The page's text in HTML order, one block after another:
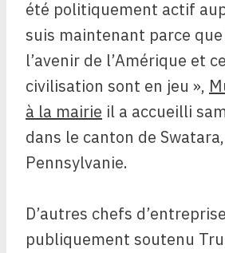
été politiquement actif
suis maintenant parce
l’avenir de l’Amérique et
civilisation sont en jeu »,
à la mairie il a accueilli
dans le canton de
Pennsylvanie.
D’autres chefs
publiquement soutenu